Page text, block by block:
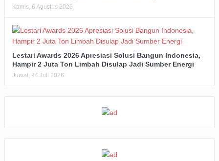
Kamis, 6 Agustus 2026
Lestari Awards 2026 Apresiasi Solusi Bangun Indonesia,
Hampir 2 Juta Ton Limbah Disulap Jadi Sumber Energi
Jumat, 24 Juli 2026